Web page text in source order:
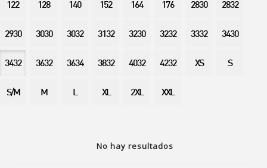
No hay resultados
122 128 140 152 164 176 2830 2832
2930 3030 3032 3132 3230 3232 3332 3430
3432 3632 3634 3832 4032 4232 XS S
S/M M L XL 2XL XXL